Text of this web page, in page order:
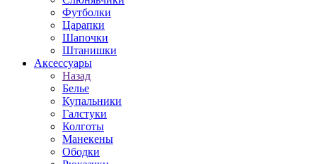
Футболки
Царапки
Шапочки
Штанишки
Аксессуары
Назад
Белье
Купальники
Галстуки
Колготы
Манекены
Ободки